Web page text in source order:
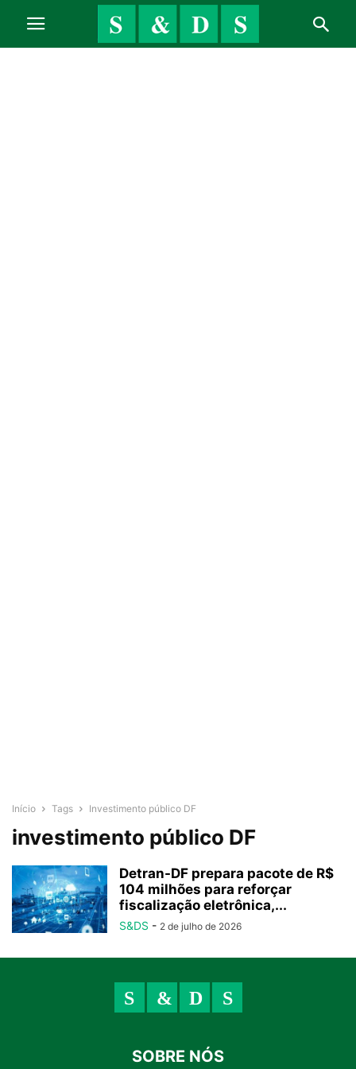
Início Tags Investimento público DF
investimento público DF
Detran-DF prepara pacote de R$
104 milhões para reforçar
fiscalização eletrônica,...
S&DS - 2 de julho de 2026
SOBRE NÓS